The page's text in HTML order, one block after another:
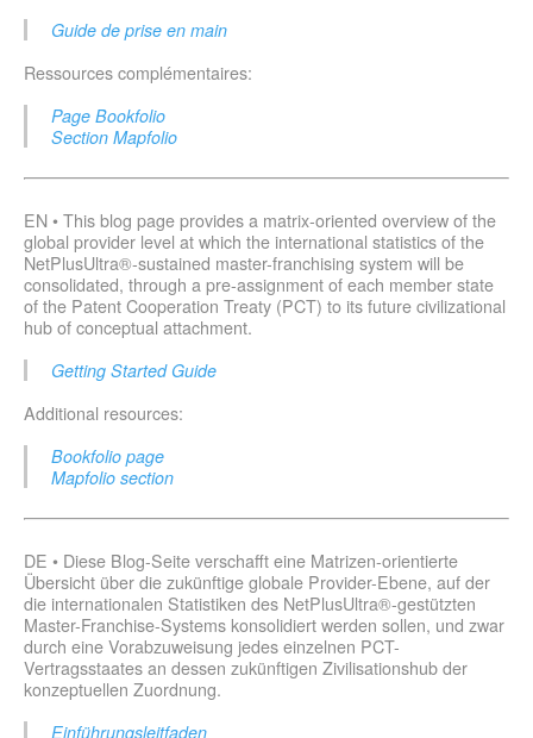
Guide de prise en main
Ressources complémentaires:
Page Bookfolio
Section Mapfolio
EN • This blog page provides a matrix-oriented overview of the
global provider level at which the international statistics of the
NetPlusUltra®-sustained master-franchising system will be
consolidated, through a pre-assignment of each member state
of the Patent Cooperation Treaty (PCT) to its future civilizational
hub of conceptual attachment.
Getting Started Guide
Additional resources:
Bookfolio page
Mapfolio section
DE • Diese Blog-Seite verschafft eine Matrizen-orientierte
Übersicht über die zukünftige globale Provider-Ebene, auf der
die internationalen Statistiken des NetPlusUltra®-gestützten
Master-Franchise-Systems konsolidiert werden sollen, und zwar
durch eine Vorabzuweisung jedes einzelnen PCT-
Vertragsstaates an dessen zukünftigen Zivilisationshub der
konzeptuellen Zuordnung.
Einführungsleitfaden